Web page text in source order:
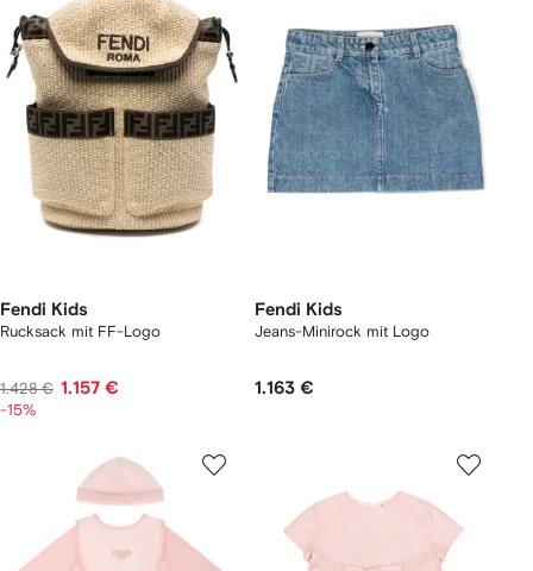
Fendi Kids
Rucksack mit FF-Logo
1.428 € 1.157 €
-15%
Fendi Kids
Jeans-Minirock mit Logo
1.163 €